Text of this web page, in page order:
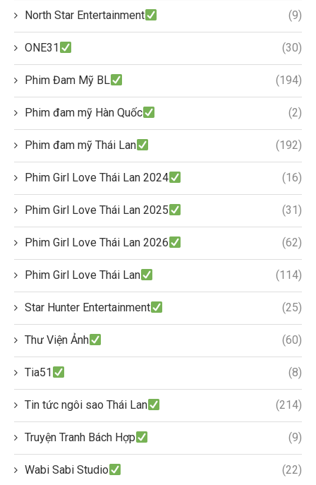
North Star Entertainment (9)
ONE31 (30)
Phim Đam Mỹ BL (194)
Phim đam mỹ Hàn Quốc (2)
Phim đam mỹ Thái Lan (192)
Phim Girl Love Thái Lan 2024 (16)
Phim Girl Love Thái Lan 2025 (31)
Phim Girl Love Thái Lan 2026 (62)
Phim Girl Love Thái Lan (114)
Star Hunter Entertainment (25)
Thư Viện Ảnh (60)
Tia51 (8)
Tin tức ngôi sao Thái Lan (214)
Truyện Tranh Bách Hợp (9)
Wabi Sabi Studio (22)